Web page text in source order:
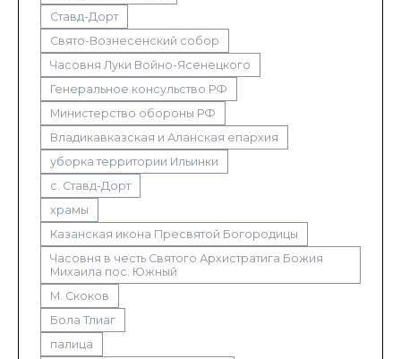
Ставд-Дорт
Свято-Вознесенский собор
Часовня Луки Войно-Ясенецкого
Генеральное консульство РФ
Министерство обороны РФ
Владикавказская и Аланская епархия
уборка территории Ильинки
с. Ставд-Дорт
храмы
Казанская икона Пресвятой Богородицы
Часовня в честь Святого Архистратига Божия
Михаила пос. Южный
М. Скоков
Бола Тлиаг
палица